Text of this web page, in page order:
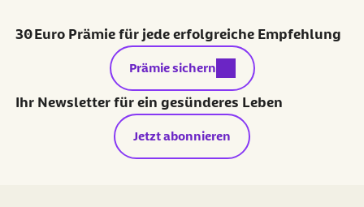
30 Euro Prämie für jede erfolgreiche Empfehlung
externer Link:
Prämie sichern
Ihr Newsletter für ein gesünderes Leben
Jetzt abonnieren